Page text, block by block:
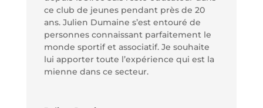
ce club de jeunes pendant près de 20
ans. Julien Dumaine s’est entouré de
personnes connaissant parfaitement le
monde sportif et associatif. Je souhaite
lui apporter toute l’expérience qui est la
mienne dans ce secteur.